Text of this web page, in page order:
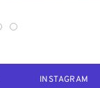
INSTAGRAM